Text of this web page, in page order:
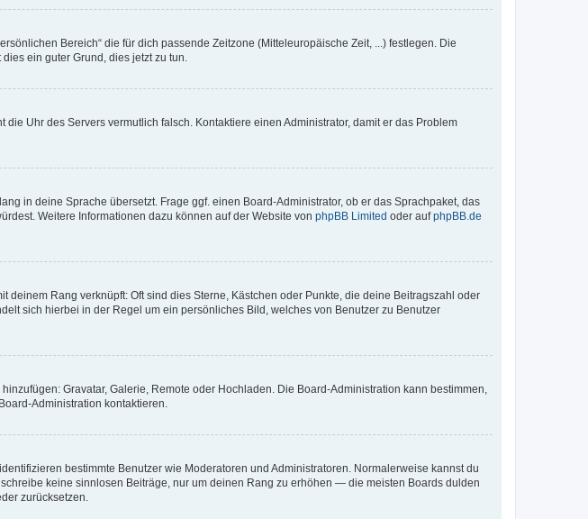
Bereich“ die für dich passende Zeitzone (Mitteleuropäische Zeit, ...) festlegen. Die
ein guter Grund, dies jetzt zu tun.
Uhr des Servers vermutlich falsch. Kontaktiere einen Administrator, damit er das Problem
in deine Sprache übersetzt. Frage ggf. einen Board-Administrator, ob er das Sprachpaket, das
Weitere Informationen dazu können auf der Website von phpBB Limited oder aufphpBB.de
Rang verknüpft: Oft sind dies Sterne, Kästchen oder Punkte, die deine Beitragszahl oder
sich hierbei in der Regel um ein persönliches Bild, welches von Benutzer zu Benutzer
Gravatar, Galerie, Remote oder Hochladen. Die Board-Administration kann bestimmen,
Administration kontaktieren.
bestimmte Benutzer wie Moderatoren und Administratoren. Normalerweise kannst du
keine sinnlosen Beiträge, nur um deinen Rang zu erhöhen — die meisten Boards dulden
zurücksetzen.